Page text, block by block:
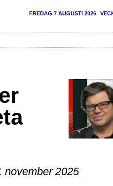
FREDAG 7 AUGUSTI 2026
november 2025